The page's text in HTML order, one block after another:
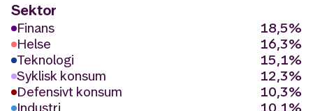
Sektor
Finans
18,5%
Helse
16,3%
Teknologi
15,1%
Syklisk konsum
12,3%
Defensivt konsum
10,3%